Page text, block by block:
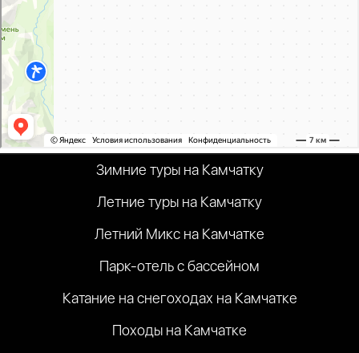
Зимние туры на Камчатку
Летние туры на Камчатку
Летний Микс на Камчатке
Парк-отель с бассейном
Катание на снегоходах на Камчатке
Походы на Камчатке